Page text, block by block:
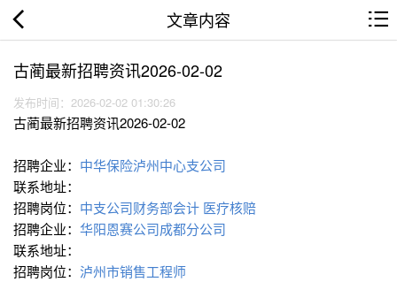
文章内容
古蔺最新招聘资讯2026-02-02
发布时间：2026-02-02 01:30:26
古蔺最新招聘资讯2026-02-02
招聘企业： 中华保险泸州中心支公司
联系地址：
招聘岗位： 中支公司财务部会计 医疗核赔
招聘企业： 华阳恩赛公司成都分公司
联系地址：
招聘岗位： 泸州市销售工程师